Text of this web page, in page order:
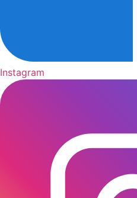
Instagram